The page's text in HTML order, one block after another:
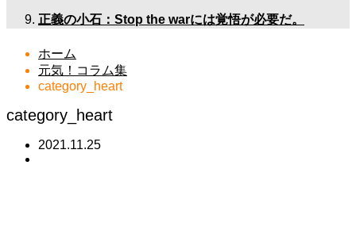
正義の小石：Stop the warには覚悟が必要だ。
ホーム
元気！コラム集
category_heart
category_heart
2021.11.25